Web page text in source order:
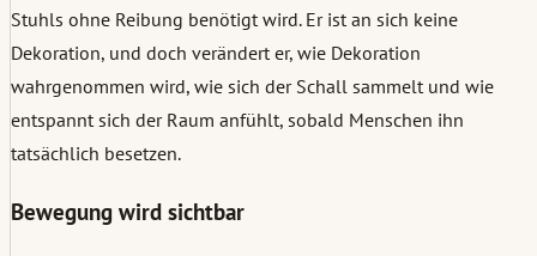
Stuhls ohne Reibung benötigt wird. Er ist an sich keine
Dekoration, und doch verändert er, wie Dekoration
wahrgenommen wird, wie sich der Schall sammelt und wie
entspannt sich der Raum anfühlt, sobald Menschen ihn
tatsächlich besetzen.
Bewegung wird sichtbar